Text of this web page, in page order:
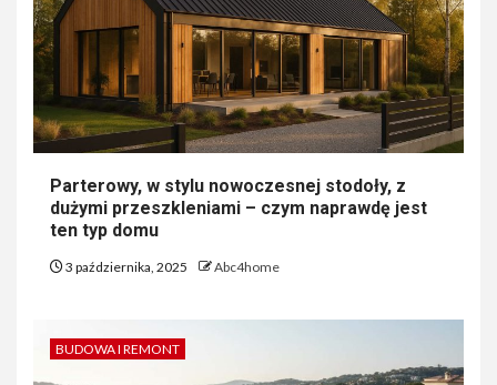
Parterowy, w stylu nowoczesnej stodoły, z
dużymi przeszkleniami – czym naprawdę jest
ten typ domu
3 października, 2025 Abc4home
BUDOWA I REMONT